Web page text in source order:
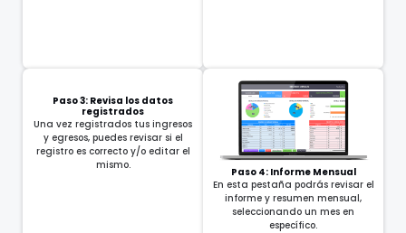
Paso 3: Revisa los datos
registrados
Una vez registrados tus ingresos
y egresos, puedes revisar si el
registro es correcto y/o editar el
mismo.
Paso 4: Informe Mensual
En esta pestaña podrás revisar el
informe y resumen mensual,
seleccionando un mes en
específico.